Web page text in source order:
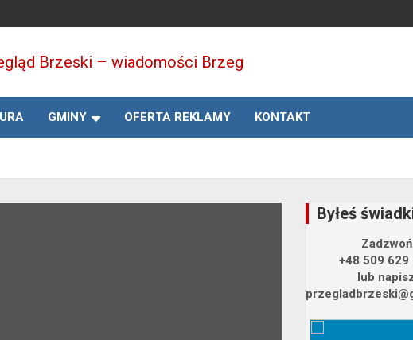
Brzeski –
Brzeg
GMINY OFERTA REKLAMY KONTAKT
Byłeś
Zadzwoń
+48 509 629
lub